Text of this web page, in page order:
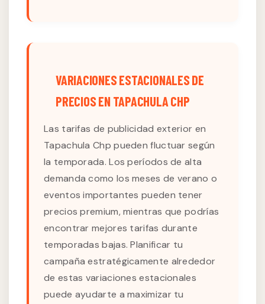
VARIACIONES ESTACIONALES DE
PRECIOS EN TAPACHULA CHP
Las tarifas de publicidad exterior en
Tapachula Chp pueden fluctuar según
la temporada. Los períodos de alta
demanda como los meses de verano o
eventos importantes pueden tener
precios premium, mientras que podrías
encontrar mejores tarifas durante
temporadas bajas. Planificar tu
campaña estratégicamente alrededor
de estas variaciones estacionales
puede ayudarte a maximizar tu